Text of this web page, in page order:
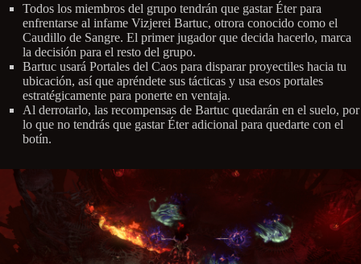
Todos los miembros del grupo tendrán que gastar Éter para
enfrentarse al infame Vizjerei Bartuc, otrora conocido como el
Caudillo de Sangre. El primer jugador que decida hacerlo, marca
la decisión para el resto del grupo.
Bartuc usará Portales del Caos para disparar proyectiles hacia tu
ubicación, así que apréndete sus tácticas y usa esos portales
estratégicamente para ponerte en ventaja.
Al derrotarlo, las recompensas de Bartuc quedarán en el suelo, por
lo que no tendrás que gastar Éter adicional para quedarte con el
botín.